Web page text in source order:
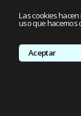
Las cookies
uso que hacemos
Aceptar